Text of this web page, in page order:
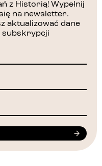
z Historią! Wypełnij
na newsletter.
aktualizować dane
subskrypcji